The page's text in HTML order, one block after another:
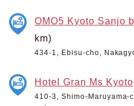
OMO5 Kyoto Sanjo
km)
434-1, Ebisu-cho,
Hotel Gran Ms Kyoto
410-3, Shimo-Maruyama-